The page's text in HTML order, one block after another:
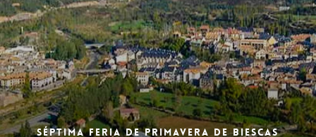
Séptima Feria de Primavera de Biescas